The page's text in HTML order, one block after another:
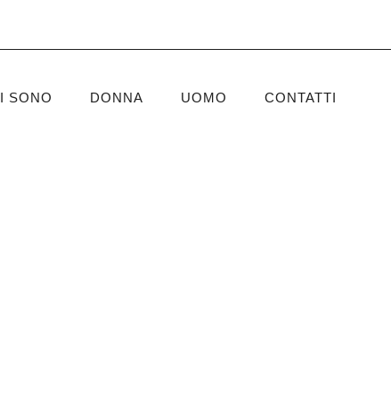
SONO DONNA UOMO CONTATTI